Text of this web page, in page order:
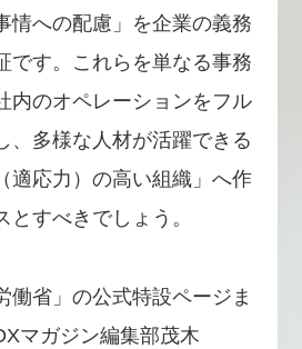
情への配慮」を企業の義務
です。これらを単なる事務
内のオペレーションをフル
、多様な人材が活躍できる
適応力）の高い組織」へ作
とすべきでしょう。
働省」の公式特設ページま
マガジン編集部茂木